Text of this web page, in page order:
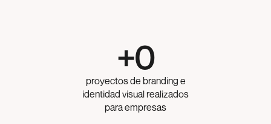
+0
proyectos de branding e
identidad visual realizados
para empresas